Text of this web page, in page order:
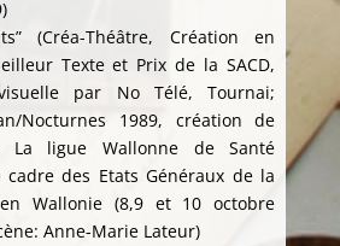
(Créa-Théâtre, Création en
Texte et Prix de la SACD,
par No Télé, Tournai;
Nocturnes 1989, création de
La ligue Wallonne de Santé
des Etats Généraux de la
Wallonie (8,9 et 10 octobre
Anne-Marie Lateur)